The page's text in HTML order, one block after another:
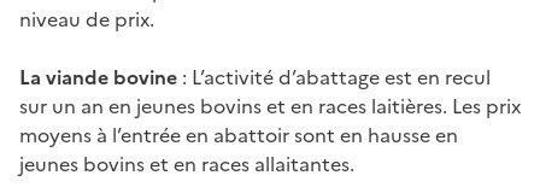
niveau de prix.
La viande bovine : L’activité d’abattage est en recul
sur un an en jeunes bovins et en races laitières. Les prix
moyens à l’entrée en abattoir sont en hausse en
jeunes bovins et en races allaitantes.